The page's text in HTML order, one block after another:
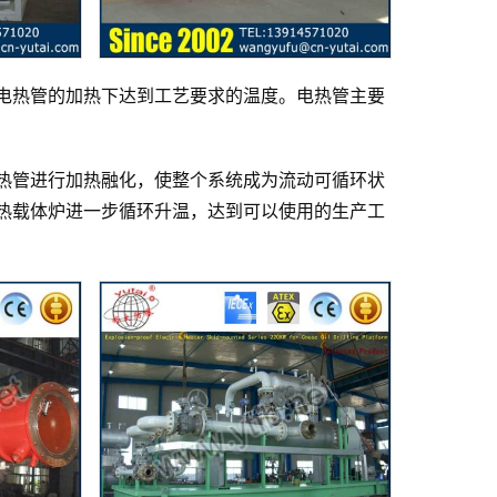
热管的加热下达到工艺要求的温度。电热管主要
管进行加热融化，使整个系统成为流动可循环状
体炉进一步循环升温，达到可以使用的生产工